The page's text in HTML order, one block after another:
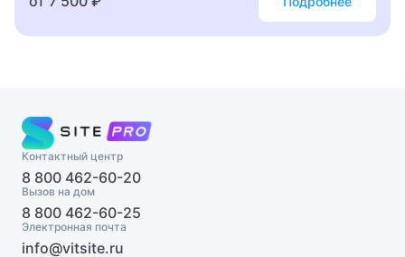
Контактный центр
8 800 462-60-20
Вызов на дом
8 800 462-60-25
Электронная почта
info@vitsite.ru
Детский анестезиолог-реаниматолог
Детский вертебролог
Детский врач ЛФК
Детский врач УЗИ